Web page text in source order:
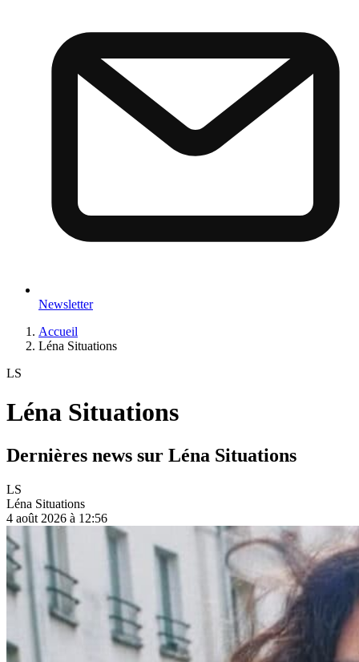
Newsletter
Accueil
Léna Situations
LS
Léna Situations
Dernières news sur Léna Situations
LS
Léna Situations
4 août 2026 à 12:56